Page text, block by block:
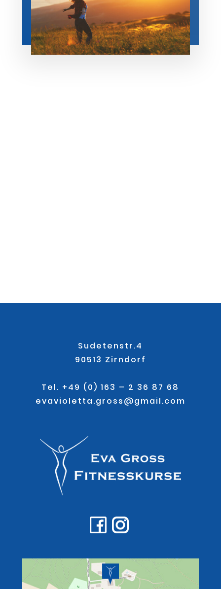
Sudetenstr.4
90513 Zirndorf
Tel. +49 (0) 163 – 2 36 87 68
evavioletta.gross@gmail.com